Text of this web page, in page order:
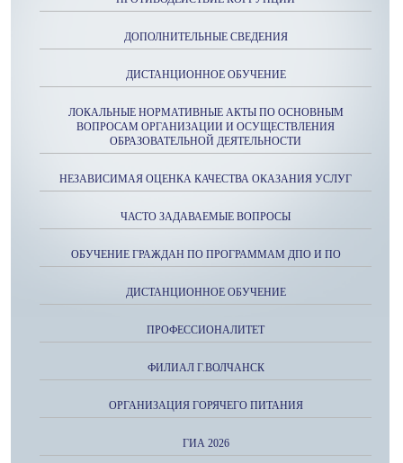
ДОПОЛНИТЕЛЬНЫЕ СВЕДЕНИЯ
ДИСТАНЦИОННОЕ ОБУЧЕНИЕ
ЛОКАЛЬНЫЕ НОРМАТИВНЫЕ АКТЫ ПО ОСНОВНЫМ
ВОПРОСАМ ОРГАНИЗАЦИИ И ОСУЩЕСТВЛЕНИЯ
ОБРАЗОВАТЕЛЬНОЙ ДЕЯТЕЛЬНОСТИ
НЕЗАВИСИМАЯ ОЦЕНКА КАЧЕСТВА ОКАЗАНИЯ УСЛУГ
ЧАСТО ЗАДАВАЕМЫЕ ВОПРОСЫ
ОБУЧЕНИЕ ГРАЖДАН ПО ПРОГРАММАМ ДПО И ПО
ДИСТАНЦИОННОЕ ОБУЧЕНИЕ
ПРОФЕССИОНАЛИТЕТ
ФИЛИАЛ Г.ВОЛЧАНСК
ОРГАНИЗАЦИЯ ГОРЯЧЕГО ПИТАНИЯ
ГИА 2026